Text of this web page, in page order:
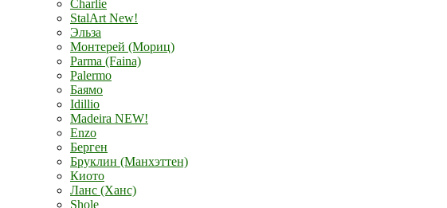
Charlie
StalArt New!
Эльза
Монтерей (Мориц)
Parma (Faina)
Palermo
Баямо
Idillio
Madeira NEW!
Enzo
Берген
Бруклин (Манхэттен)
Киото
Ланс (Ханс)
Shole